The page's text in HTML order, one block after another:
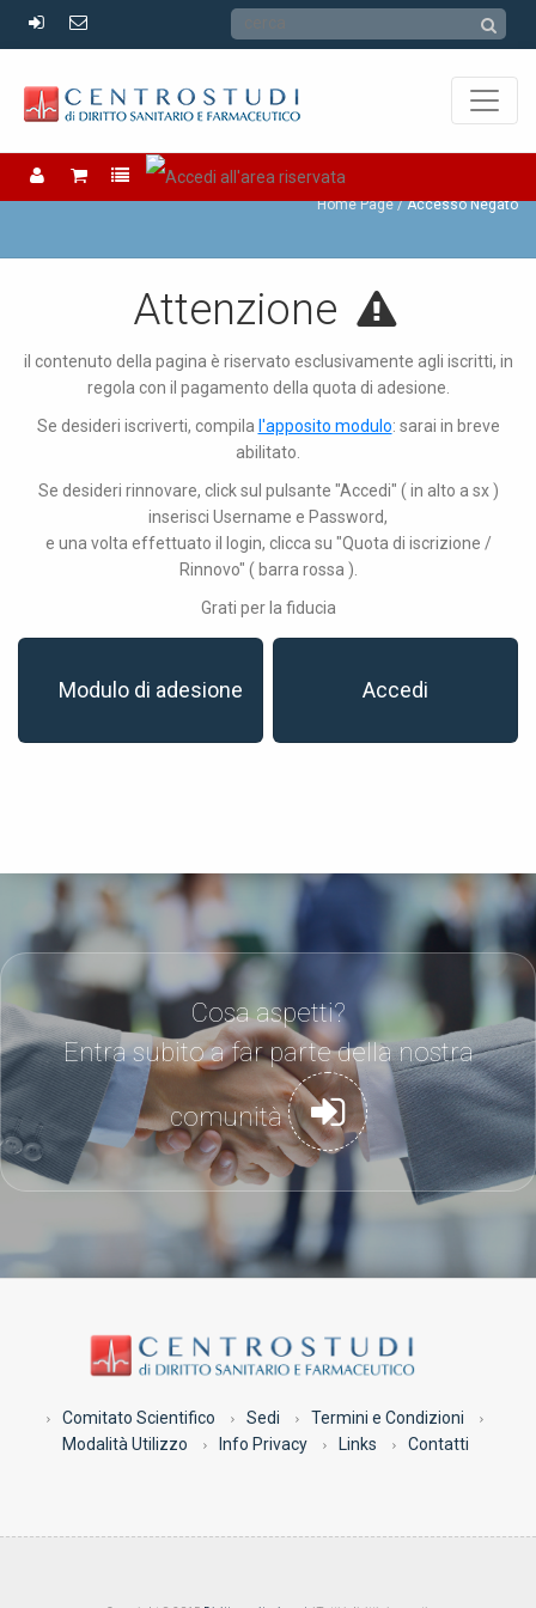
Accesso Negato
Home Page Accesso Negato
Attenzione
il contenuto della pagina è riservato esclusivamente agli iscritti, in
regola con il pagamento della quota di adesione.
Se desideri iscriverti, compila l'apposito modulo: sarai in breve
abilitato.
Se desideri rinnovare, click sul pulsante "Accedi" ( in alto a sx )
inserisci Username e Password,
e una volta effettuato il login, clicca su "Quota di iscrizione /
Rinnovo" ( barra rossa ).
Grati per la fiducia
Modulo di adesione Accedi
Cosa aspetti?
Entra subito a far parte della nostra
comunità
Comitato Scientifico Sedi
Termini e Condizioni
Modalità Utilizzo
Info Privacy Links Contatti